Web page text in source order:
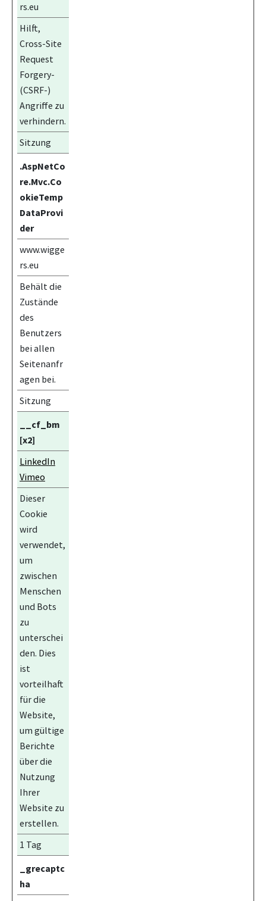
rs.eu
Hilft,
Cross-Site
Request
Forgery-
(CSRF-)
Angriffe zu
verhindern.
Sitzung
.AspNetCo
re.Mvc.Co
okieTemp
DataProvi
der
www.wigge
rs.eu
Behält die
Zustände
des
Benutzers
bei allen
Seitenanfr
agen bei.
Sitzung
__cf_bm
[x2]
LinkedIn
Vimeo
Dieser
Cookie
wird
verwendet,
um
zwischen
Menschen
und Bots
zu
unterschei
den. Dies
ist
vorteilhaft
für die
Website,
um gültige
Berichte
über die
Nutzung
Ihrer
Website zu
erstellen.
1 Tag
_grecaptc
ha